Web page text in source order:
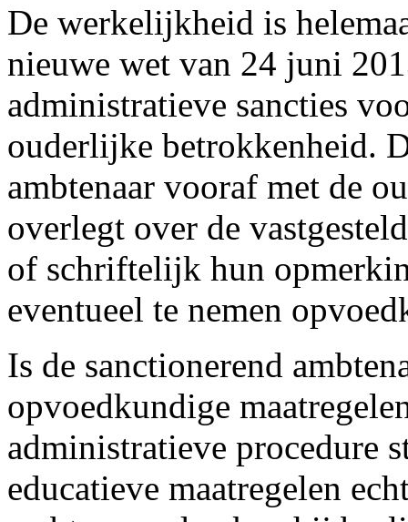
De werkelijkheid is
nieuwe wet van 24 juni
administratieve sancties
ouderlijke betrokkenheid.
ambtenaar vooraf met de
overlegt over de
of schriftelijk hun
eventueel te nemen
Is de sanctionerend
opvoedkundige
administratieve procedure
educatieve maatregelen